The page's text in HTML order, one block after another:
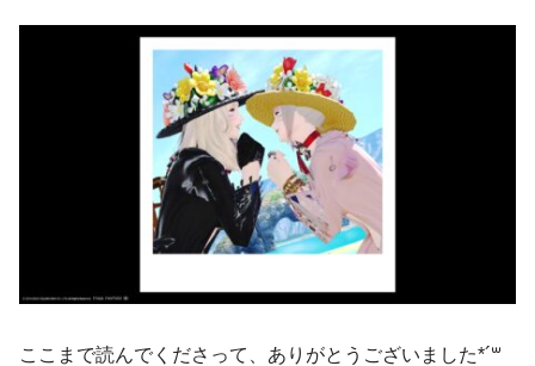
ここまで読んでくださって、ありがとうございました*´꒳